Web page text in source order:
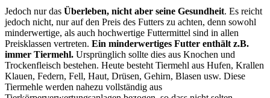
Jedoch nur das Überleben, nicht aber seine Gesundheit. Es reicht
jedoch nicht, nur auf den Preis des Futters zu achten, denn sowohl
minderwertige, als auch hochwertige Futtermittel sind in allen
Preisklassen vertreten. Ein minderwertiges Futter enthält z.B.
immer Tiermehl. Ursprünglich sollte dies aus Knochen und
Trockenfleisch bestehen. Heute besteht Tiermehl aus Hufen, Krallen
Klauen, Federn, Fell, Haut, Drüsen, Gehirn, Blasen usw. Diese
Tiermehle werden nahezu vollständig aus